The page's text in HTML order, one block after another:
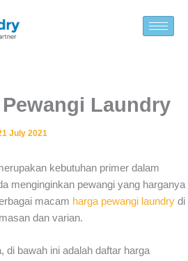
Laundry
July 2021
kebutuhan primer dalam
menginginkan pewangi yang harganya
macam harga pewangi laundry di
dan varian.
di bawah ini adalah daftar harga